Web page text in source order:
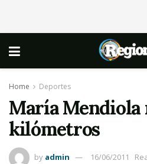
Home Deportes
María
kilómetros
by admin 16/06/2011